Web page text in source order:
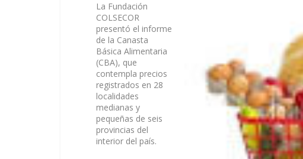
La Fundación
COLSECOR
presentó el informe
de la Canasta
Básica Alimentaria
(CBA), que
contempla precios
registrados en 28
localidades
medianas y
pequeñas de seis
provincias del
interior del país.